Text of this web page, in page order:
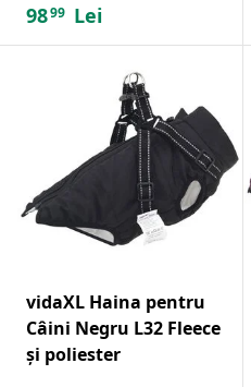
9899 Lei
vidaXL Haina pentru
Câini Negru L32 Fleece
și poliester